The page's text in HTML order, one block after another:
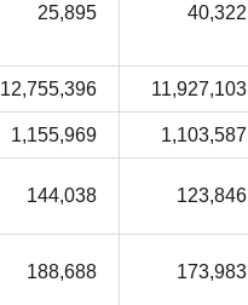
25,895 40,322
12,755,396 11,927,103
1,155,969 1,103,587
144,038 123,846
188,688 173,983